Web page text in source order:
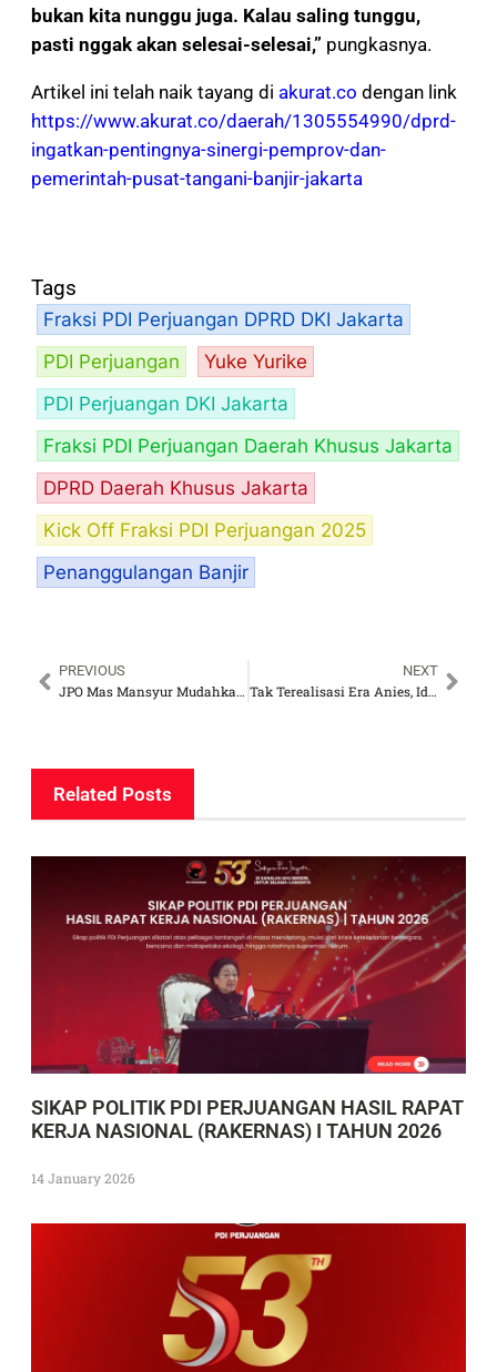
bukan kita nunggu juga. Kalau saling tunggu,
pasti nggak akan selesai-selesai,” pungkasnya.
Artikel ini telah naik tayang di akurat.co dengan link
https://www.akurat.co/daerah/1305554990/dprd-
ingatkan-pentingnya-sinergi-pemprov-dan-
pemerintah-pusat-tangani-banjir-jakarta
Tags
Fraksi PDI Perjuangan DPRD DKI Jakarta
PDI Perjuangan
Yuke Yurike
PDI Perjuangan DKI Jakarta
Fraksi PDI Perjuangan Daerah Khusus Jakarta
DPRD Daerah Khusus Jakarta
Kick Off Fraksi PDI Perjuangan 2025
Penanggulangan Banjir
PREVIOUS
JPO Mas Mansyur Mudahkan Akses para Pejalan Kaki
NEXT
Tak Terealisasi Era Anies, Ida Mahmudah PDI Perjuangan Usul Kembali Tiang Bekas Monorel Dimanfaatkan Jadi Jalur Sepeda
Related Posts
SIKAP POLITIK PDI PERJUANGAN HASIL RAPAT
KERJA NASIONAL (RAKERNAS) I TAHUN 2026
14 January 2026